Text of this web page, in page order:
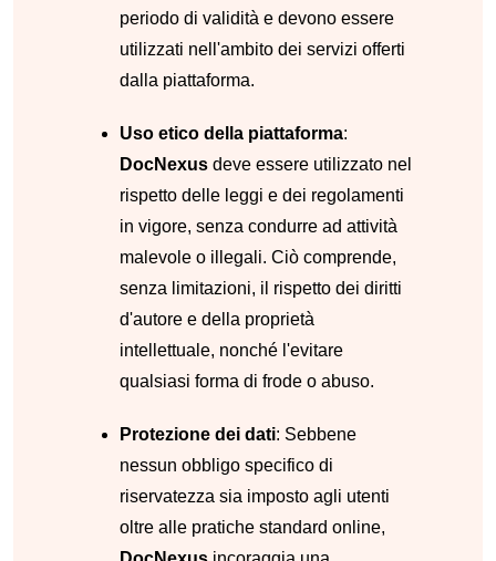
periodo di validità e devono essere
utilizzati nell'ambito dei servizi offerti
dalla piattaforma.
Uso etico della piattaforma:
DocNexus deve essere utilizzato nel
rispetto delle leggi e dei regolamenti
in vigore, senza condurre ad attività
malevole o illegali. Ciò comprende,
senza limitazioni, il rispetto dei diritti
d'autore e della proprietà
intellettuale, nonché l'evitare
qualsiasi forma di frode o abuso.
Protezione dei dati: Sebbene
nessun obbligo specifico di
riservatezza sia imposto agli utenti
oltre alle pratiche standard online,